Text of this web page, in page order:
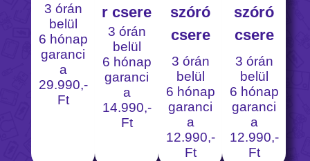
3 órán
belül
6 hónap
garanci
a
29.990,-
Ft
r csere
3 órán
belül
6 hónap
garanci
a
14.990,-
Ft
szóró
csere
3 órán
belül
6 hónap
garanci
a
12.990,-
Ft
szóró
csere
3 órán
belül
6 hónap
garanci
a
12.990,-
Ft